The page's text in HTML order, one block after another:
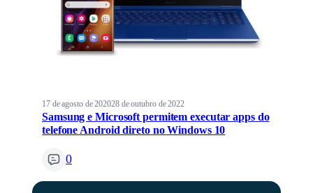
17 de agosto de 202028 de outubro de 2022
Samsung e Microsoft permitem executar apps do
telefone Android direto no Windows 10
0